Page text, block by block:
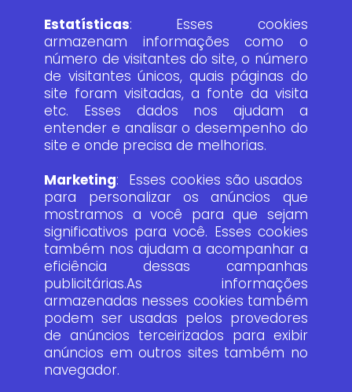
Estatísticas: Esses cookies
armazenam informações como o
número de visitantes do site, o número
de visitantes únicos, quais páginas do
site foram visitadas, a fonte da visita
etc. Esses dados nos ajudam a
entender e analisar o desempenho do
site e onde precisa de melhorias.
Marketing: Esses cookies são usados ​​
para personalizar os anúncios que
mostramos a você para que sejam
significativos para você. Esses cookies
também nos ajudam a acompanhar a
eficiência dessas campanhas
publicitárias.As informações
armazenadas nesses cookies também
podem ser usadas pelos provedores
de anúncios terceirizados para exibir
anúncios em outros sites também no
navegador.